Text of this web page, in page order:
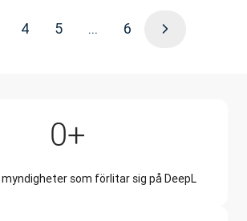
4 5 ... 6
0+200 000+
som förlitar sig på DeepL